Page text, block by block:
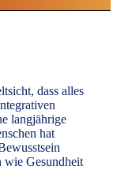
dass alles
langjährige
hat
wie Gesundheit